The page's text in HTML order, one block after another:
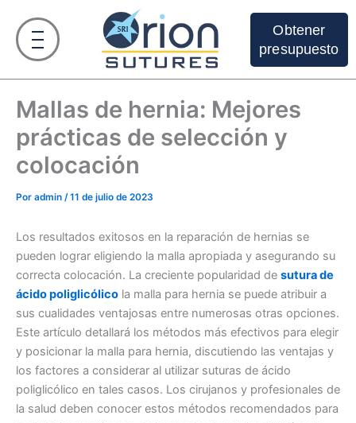
contenido
Obtener
presupuesto
Mallas de hernia: Mejores
prácticas de selección y
colocación
Por admin /11 de julio de 2023
Los resultados exitosos en la reparación de hernias se
pueden lograr eligiendo la malla apropiada y asegurando su
correcta colocación. La creciente popularidad de sutura de
ácido poliglicólico la malla para hernia se puede atribuir a
sus cualidades ventajosas entre numerosas otras opciones.
Este artículo detallará los métodos más efectivos para elegir
y posicionar la malla para hernia, discutiendo las ventajas y
los factores a considerar al utilizar suturas de ácido
poliglicólico en tales casos. Los cirujanos y profesionales de
la salud deben conocer estos métodos recomendados para